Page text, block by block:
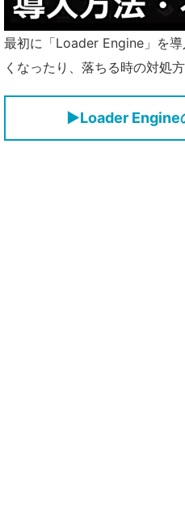
最初に「Loader Engine」を
くなったり、落ちる時の対処
▶Loader Engine